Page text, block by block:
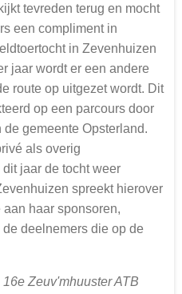
tevreden terug en mocht
een compliment in
in Zevenhuizen
jaar wordt er een andere
route op uitgezet wordt. Dit
op een parcours door
gemeente Opsterland.
als overig
jaar de tocht weer
spreekt hierover
haar sponsoren,
deelnemers die op de
Zeuv'mhuuster ATB